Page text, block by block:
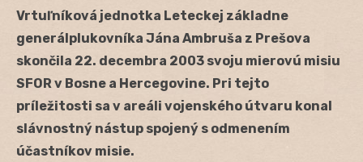
Vrtuľníková jednotka Leteckej základne
generálplukovníka Jána Ambruša z Prešova
skončila 22. decembra 2003 svoju mierovú misiu
SFOR v Bosne a Hercegovine. Pri tejto
príležitosti sa v areáli vojenského útvaru konal
slávnostný nástup spojený s odmenením
účastníkov misie.